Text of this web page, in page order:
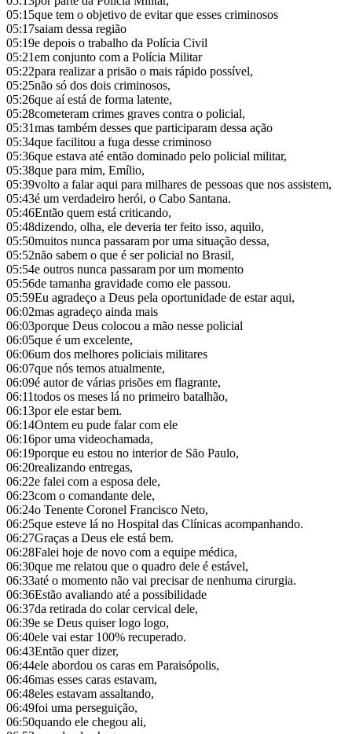
05:15que tem o objetivo de evitar que esses criminosos
05:17saiam dessa região
05:19e depois o trabalho da Polícia Civil
05:21em conjunto com a Polícia Militar
05:22para realizar a prisão o mais rápido possível,
05:25não só dos dois criminosos,
05:26que aí está de forma latente,
05:28cometeram crimes graves contra o policial,
05:31mas também desses que participaram dessa ação
05:34que facilitou a fuga desse criminoso
05:36que estava até então dominado pelo policial militar,
05:38que para mim, Emílio,
05:39volto a falar aqui para milhares de pessoas que nos assistem,
05:43é um verdadeiro herói, o Cabo Santana.
05:46Então quem está criticando,
05:48dizendo, olha, ele deveria ter feito isso, aquilo,
05:50muitos nunca passaram por uma situação dessa,
05:52não sabem o que é ser policial no Brasil,
05:54e outros nunca passaram por um momento
05:56de tamanha gravidade como ele passou.
05:59Eu agradeço a Deus pela oportunidade de estar aqui,
06:02mas agradeço ainda mais
06:03porque Deus colocou a mão nesse policial
06:05que é um excelente,
06:06um dos melhores policiais militares
06:07que nós temos atualmente,
06:09é autor de várias prisões em flagrante,
06:11todos os meses lá no primeiro batalhão,
06:13por ele estar bem.
06:14Ontem eu pude falar com ele
06:16por uma videochamada,
06:19porque eu estou no interior de São Paulo,
06:20realizando entregas,
06:22e falei com a esposa dele,
06:23com o comandante dele,
06:24o Tenente Coronel Francisco Neto,
06:25que esteve lá no Hospital das Clínicas acompanhando.
06:27Graças a Deus ele está bem.
06:28Falei hoje de novo com a equipe médica,
06:30que me relatou que o quadro dele é estável,
06:33até o momento não vai precisar de nenhuma cirurgia.
06:36Estão avaliando até a possibilidade
06:37da retirada do colar cervical dele,
06:39e se Deus quiser logo logo,
06:40ele vai estar 100% recuperado.
06:43Então quer dizer,
06:44ele abordou os caras em Paraisópolis,
06:46mas esses caras estavam,
06:48eles estavam assaltando,
06:49foi uma perseguição,
06:50quando ele chegou ali,